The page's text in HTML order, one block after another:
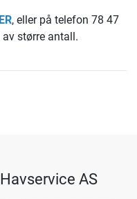
, eller på telefon 78 47
større antall.
AS